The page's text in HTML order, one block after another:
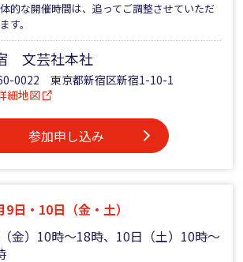
的な開催時間は、追ってご調整させていただ
す。
文芸社本社
0022 東京都新宿区新宿1-10-1
細地図
参加申し込み
9日・10日（金・土）
金）10時～18時、10日（土）10時～